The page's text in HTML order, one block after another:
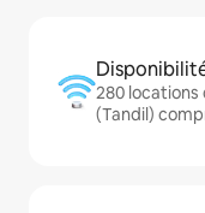
280 locations
(Tandil)